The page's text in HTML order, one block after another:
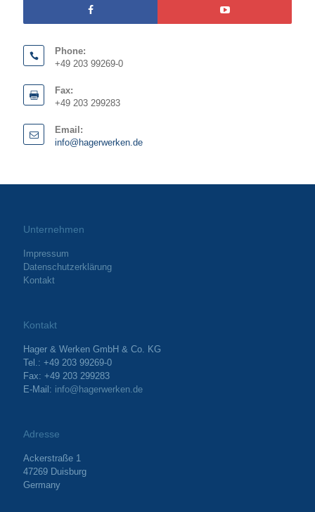
Phone:
+49 203 99269-0
Fax:
+49 203 299283
Email:
info@hagerwerken.de
Unternehmen
Impressum
Datenschutzerklärung
Kontakt
Kontakt
Hager & Werken GmbH & Co. KG
Tel.: +49 203 99269-0
Fax: +49 203 299283
E-Mail: info@hagerwerken.de
Adresse
Ackerstraße 1
47269 Duisburg
Germany